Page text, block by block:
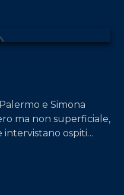
e Simona
ma non superficiale,
ospiti